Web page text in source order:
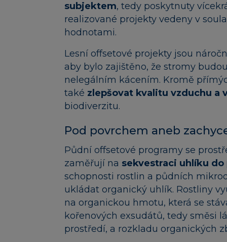
subjektem, tedy poskytnuty
realizované projekty vedeny v
hodnotami.
Lesní offsetové projekty jsou
aby bylo zajištěno, že stromy
nelegálním kácením. Kromě
také zlepšovat kvalitu vzduchu a
biodiverzitu.
Pod povrchem aneb
Půdní offsetové programy se
zaměřují na sekvestraci uhlíku do
schopnosti rostlin a půdních
ukládat organický uhlík. Rostliny
na organickou hmotu, která se
kořenových exsudátů, tedy směsi
prostředí, a rozkladu organických